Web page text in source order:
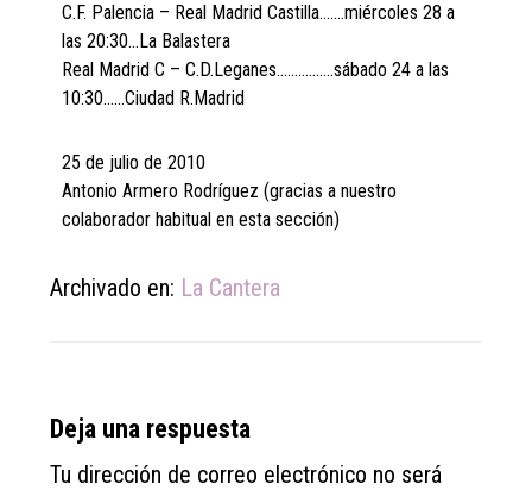
C.F. Palencia – Real Madrid Castilla…….miércoles 28 a
las 20:30…La Balastera
Real Madrid C – C.D.Leganes…………….sábado 24 a las
10:30……Ciudad R.Madrid
25 de julio de 2010
Antonio Armero Rodríguez (gracias a nuestro
colaborador habitual en esta sección)
Archivado en: La Cantera
Reader
Interactions
Deja una respuesta
Tu dirección de correo electrónico no será